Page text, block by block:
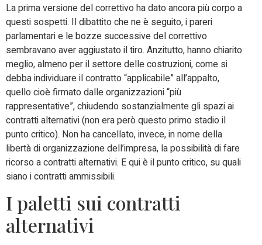
La prima versione del correttivo ha dato ancora più corpo a
questi sospetti. Il dibattito che ne è seguito, i pareri
parlamentari e le bozze successive del correttivo
sembravano aver aggiustato il tiro. Anzitutto, hanno chiarito
meglio, almeno per il settore delle costruzioni, come si
debba individuare il contratto “applicabile” all’appalto,
quello cioè firmato dalle organizzazioni “più
rappresentative”, chiudendo sostanzialmente gli spazi ai
contratti alternativi (non era però questo primo stadio il
punto critico). Non ha cancellato, invece, in nome della
libertà di organizzazione dell’impresa, la possibilità di fare
ricorso a contratti alternativi. E qui è il punto critico, su quali
siano i contratti ammissibili.
I paletti sui contratti
alternativi